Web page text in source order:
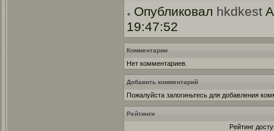
Опубликовал hkdkest
19:47:52
Комментарии
Нет комментариев.
Добавить комментарий
Пожалуйста залогиньтесь для добавления
Рейтинги
Рейтинг